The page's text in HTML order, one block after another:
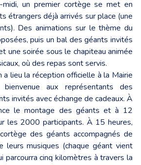
un premier cortège se met en
étrangers déjà arrivés sur place (une
Des animations sur le thème du
puis un bal des géants invités
une soirée sous le chapiteau animée
où des repas sont servis.
a lieu la réception officielle à la Mairie
aux représentants des
invités avec échange de cadeaux. À
le montage des géants et à 12
les 2000 participants. À 15 heures,
des géants accompagnés de
leurs musiques (chaque géant vient
parcourra cinq kilomètres à travers la